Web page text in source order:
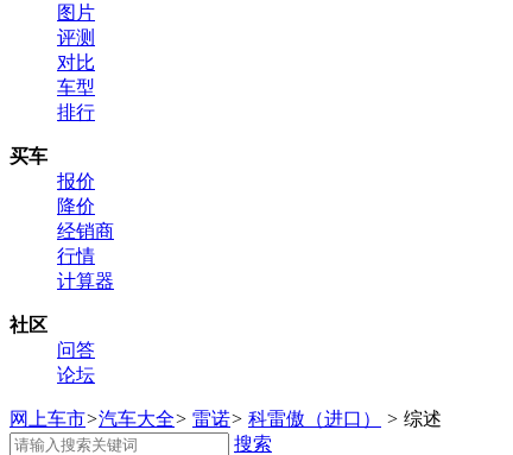
图片
评测
对比
车型
排行
买车
报价
降价
经销商
行情
计算器
社区
问答
论坛
网上车市>汽车大全> 雷诺> 科雷傲（进口） > 综述
搜索